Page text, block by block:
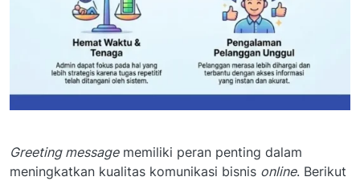
Greeting messagememiliki peran penting dalam
meningkatkan kualitas komunikasi bisnis online. Berikut